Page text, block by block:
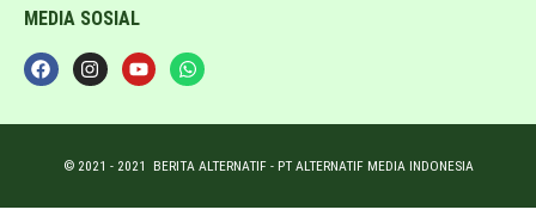
MEDIA SOSIAL
© 2021 - 2021 BERITA ALTERNATIF - PT ALTERNATIF MEDIA INDONESIA